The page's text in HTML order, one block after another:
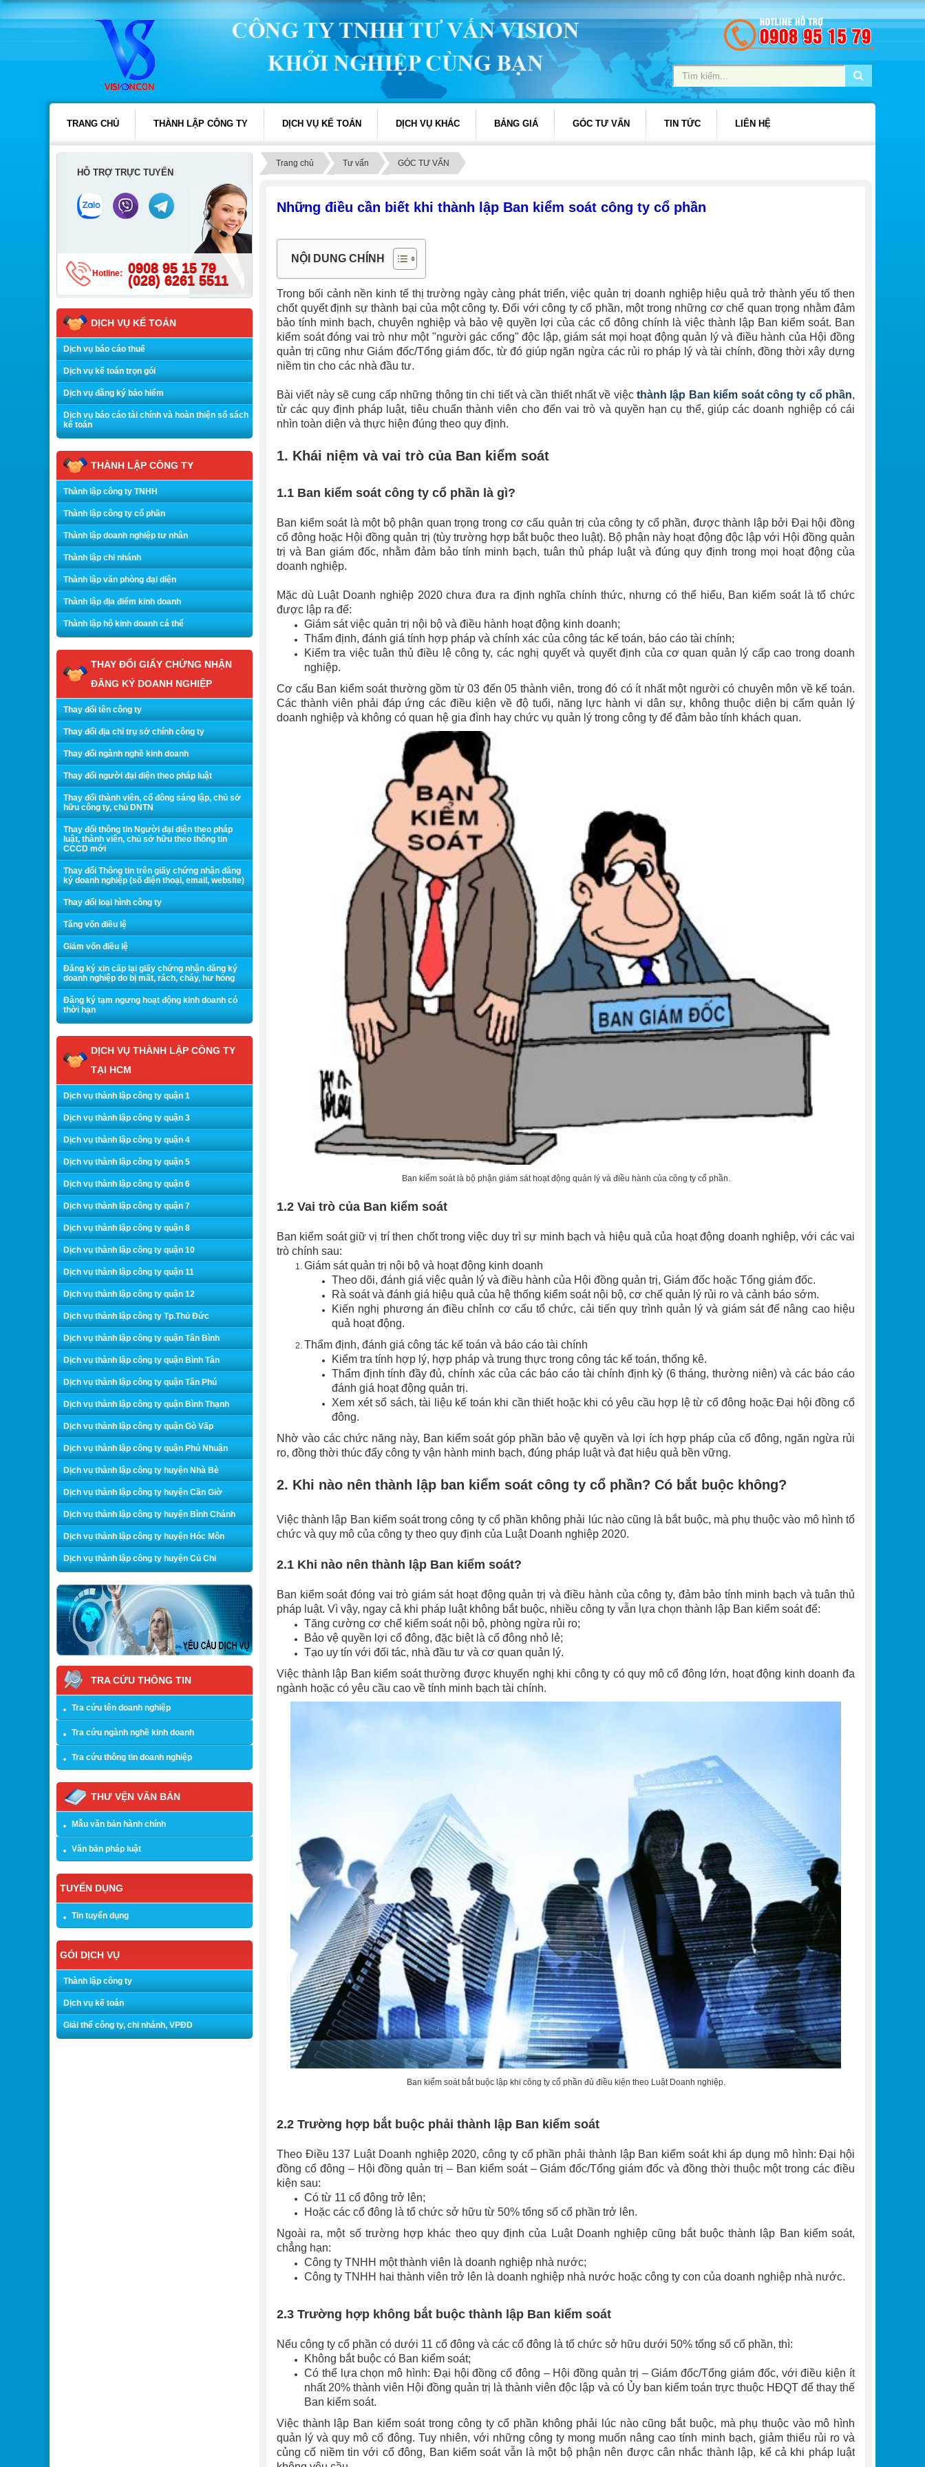
TRANG CHỦ THÀNH LẬP CÔNG TY DỊCH VỤ KẾ TOÁN DỊCH VỤ KHÁC BẢNG GIÁ GÓC TƯ VẤN TIN TỨC LIÊN HỆ
Trang chủ Tư vấn GÓC TƯ VẤN
Những điều cần biết khi thành lập Ban kiểm soát công ty cổ phần
NỘI DUNG CHÍNH
Trong bối cảnh nền kinh tế thị trường ngày càng phát triển, việc quản trị doanh nghiệp hiệu quả trở thành yếu tố then
chốt quyết định sự thành bại của một công ty. Đối với công ty cổ phần, một trong những cơ chế quan trọng nhằm đảm
bảo tính minh bạch, chuyên nghiệp và bảo vệ quyền lợi của các cổ đông chính là việc thành lập Ban kiểm soát. Ban
kiểm soát đóng vai trò như một "người gác cổng" độc lập, giám sát mọi hoạt động quản lý và điều hành của Hội đồng
quản trị cũng như Giám đốc/Tổng giám đốc, từ đó giúp ngăn ngừa các rủi ro pháp lý và tài chính, đồng thời xây dựng
niềm tin cho các nhà đầu tư.
Bài viết này sẽ cung cấp những thông tin chi tiết và cần thiết nhất về việcthành lập Ban kiểm soát công ty cổ phần,
từ các quy định pháp luật, tiêu chuẩn thành viên cho đến vai trò và quyền hạn cụ thể, giúp các doanh nghiệp có cái
nhìn toàn diện và thực hiện đúng theo quy định.
1. Khái niệm và vai trò của Ban kiểm soát
1.1 Ban kiểm soát công ty cổ phần là gì?
Ban kiểm soát là một bộ phận quan trọng trong cơ cấu quản trị của công ty cổ phần, được thành lập bởi Đại hội đồng
cổ đông hoặc Hội đồng quản trị (tùy trường hợp bắt buộc theo luật). Bộ phận này hoạt động độc lập với Hội đồng quản
trị và Ban giám đốc, nhằm đảm bảo tính minh bạch, tuân thủ pháp luật và đúng quy định trong mọi hoạt động của
doanh nghiệp.
Mặc dù Luật Doanh nghiệp 2020 chưa đưa ra định nghĩa chính thức, nhưng có thể hiểu, Ban kiểm soát là tổ chức
được lập ra để:
Giám sát việc quản trị nội bộ và điều hành hoạt động kinh doanh;
Thẩm định, đánh giá tính hợp pháp và chính xác của công tác kế toán, báo cáo tài chính;
Kiểm tra việc tuân thủ điều lệ công ty, các nghị quyết và quyết định của cơ quan quản lý cấp cao trong doanh
nghiệp.
Cơ cấu Ban kiểm soát thường gồm từ 03 đến 05 thành viên, trong đó có ít nhất một người có chuyên môn về kế toán.
Các thành viên phải đáp ứng các điều kiện về độ tuổi, năng lực hành vi dân sự, không thuộc diện bị cấm quản lý
doanh nghiệp và không có quan hệ gia đình hay chức vụ quản lý trong công ty để đảm bảo tính khách quan.
Ban kiểm soát là bộ phận giám sát hoạt động quản lý và điều hành của công ty cổ phần.
1.2 Vai trò của Ban kiểm soát
Ban kiểm soát giữ vị trí then chốt trong việc duy trì sự minh bạch và hiệu quả của hoạt động doanh nghiệp, với các vai
trò chính sau:
Giám sát quản trị nội bộ và hoạt động kinh doanh
Theo dõi, đánh giá việc quản lý và điều hành của Hội đồng quản trị, Giám đốc hoặc Tổng giám đốc.
Rà soát và đánh giá hiệu quả của hệ thống kiểm soát nội bộ, cơ chế quản lý rủi ro và cảnh báo sớm.
Kiến nghị phương án điều chỉnh cơ cấu tổ chức, cải tiến quy trình quản lý và giám sát để nâng cao hiệu
quả hoạt động.
Thẩm định, đánh giá công tác kế toán và báo cáo tài chính
Kiểm tra tính hợp lý, hợp pháp và trung thực trong công tác kế toán, thống kê.
Thẩm định tính đầy đủ, chính xác của các báo cáo tài chính định kỳ (6 tháng, thường niên) và các báo cáo
đánh giá hoạt động quản trị.
Xem xét sổ sách, tài liệu kế toán khi cần thiết hoặc khi có yêu cầu hợp lệ từ cổ đông hoặc Đại hội đồng cổ
đông.
Nhờ vào các chức năng này, Ban kiểm soát góp phần bảo vệ quyền và lợi ích hợp pháp của cổ đông, ngăn ngừa rủi
ro, đồng thời thúc đẩy công ty vận hành minh bạch, đúng pháp luật và đạt hiệu quả bền vững.
2. Khi nào nên thành lập ban kiểm soát công ty cổ phần? Có bắt buộc không?
Việc thành lập Ban kiểm soát trong công ty cổ phần không phải lúc nào cũng là bắt buộc, mà phụ thuộc vào mô hình tổ
chức và quy mô của công ty theo quy định của Luật Doanh nghiệp 2020.
2.1 Khi nào nên thành lập Ban kiểm soát?
Ban kiểm soát đóng vai trò giám sát hoạt động quản trị và điều hành của công ty, đảm bảo tính minh bạch và tuân thủ
pháp luật. Vì vậy, ngay cả khi pháp luật không bắt buộc, nhiều công ty vẫn lựa chọn thành lập Ban kiểm soát để:
Tăng cường cơ chế kiểm soát nội bộ, phòng ngừa rủi ro;
Bảo vệ quyền lợi cổ đông, đặc biệt là cổ đông nhỏ lẻ;
Tạo uy tín với đối tác, nhà đầu tư và cơ quan quản lý.
Việc thành lập Ban kiểm soát thường được khuyến nghị khi công ty có quy mô cổ đông lớn, hoạt động kinh doanh đa
ngành hoặc có yêu cầu cao về tính minh bạch tài chính.
Ban kiểm soát bắt buộc lập khi công ty cổ phần đủ điều kiện theo Luật Doanh nghiệp.
2.2 Trường hợp bắt buộc phải thành lập Ban kiểm soát
Theo Điều 137 Luật Doanh nghiệp 2020, công ty cổ phần phải thành lập Ban kiểm soát khi áp dụng mô hình: Đại hội
đồng cổ đông – Hội đồng quản trị – Ban kiểm soát – Giám đốc/Tổng giám đốc và đồng thời thuộc một trong các điều
kiện sau:
Có từ 11 cổ đông trở lên;
Hoặc các cổ đông là tổ chức sở hữu từ 50% tổng số cổ phần trở lên.
Ngoài ra, một số trường hợp khác theo quy định của Luật Doanh nghiệp cũng bắt buộc thành lập Ban kiểm soát,
chẳng hạn:
Công ty TNHH một thành viên là doanh nghiệp nhà nước;
Công ty TNHH hai thành viên trở lên là doanh nghiệp nhà nước hoặc công ty con của doanh nghiệp nhà nước.
2.3 Trường hợp không bắt buộc thành lập Ban kiểm soát
Nếu công ty cổ phần có dưới 11 cổ đông và các cổ đông là tổ chức sở hữu dưới 50% tổng số cổ phần, thì:
Không bắt buộc có Ban kiểm soát;
Có thể lựa chọn mô hình: Đại hội đồng cổ đông – Hội đồng quản trị – Giám đốc/Tổng giám đốc, với điều kiện ít
nhất 20% thành viên Hội đồng quản trị là thành viên độc lập và có Ủy ban kiểm toán trực thuộc HĐQT để thay thế
Ban kiểm soát.
Việc thành lập Ban kiểm soát trong công ty cổ phần không phải lúc nào cũng bắt buộc, mà phụ thuộc vào mô hình
quản lý và quy mô cổ đông. Tuy nhiên, với những công ty mong muốn nâng cao tính minh bạch, giảm thiểu rủi ro và
củng cố niềm tin với cổ đông, Ban kiểm soát vẫn là một bộ phận nên được cân nhắc thành lập, kể cả khi pháp luật
HỖ TRỢ TRỰC TUYẾN
Hotline:
0908 95 15 79
(028) 6261 5511
DỊCH VỤ KẾ TOÁN
Dịch vụ báo cáo thuế
Dịch vụ kế toán trọn gói
Dịch vụ đăng ký bảo hiểm
Dịch vụ báo cáo tài chính và hoàn thiện sổ sách
kế toán
THÀNH LẬP CÔNG TY
Thành lập công ty TNHH
Thành lập công ty cổ phần
Thành lập doanh nghiệp tư nhân
Thành lập chi nhánh
Thành lập văn phòng đại diện
Thành lập địa điểm kinh doanh
Thành lập hộ kinh doanh cá thể
THAY ĐỔI GIẤY CHỨNG NHẬN
ĐĂNG KÝ DOANH NGHIỆP
Thay đổi tên công ty
Thay đổi địa chỉ trụ sở chính công ty
Thay đổi ngành nghề kinh doanh
Thay đổi người đại diện theo pháp luật
Thay đổi thành viên, cổ đông sáng lập, chủ sở
hữu công ty, chủ DNTN
Thay đổi thông tin Người đại diện theo pháp
luật, thành viên, chủ sở hữu theo thông tin
CCCD mới
Thay đổi Thông tin trên giấy chứng nhận đăng
ký doanh nghiệp (số điện thoại, email, website)
Thay đổi loại hình công ty
Tăng vốn điều lệ
Giảm vốn điều lệ
Đăng ký xin cấp lại giấy chứng nhận đăng ký
doanh nghiệp do bị mất, rách, cháy, hư hỏng
Đăng ký tạm ngưng hoạt động kinh doanh có
thời hạn
DỊCH VỤ THÀNH LẬP CÔNG TY
TẠI HCM
Dịch vụ thành lập công ty quận 1
Dịch vụ thành lập công ty quận 3
Dịch vụ thành lập công ty quận 4
Dịch vụ thành lập công ty quận 5
Dịch vụ thành lập công ty quận 6
Dịch vụ thành lập công ty quận 7
Dịch vụ thành lập công ty quận 8
Dịch vụ thành lập công ty quận 10
Dịch vụ thành lập công ty quận 11
Dịch vụ thành lập công ty quận 12
Dịch vụ thành lập công ty Tp.Thủ Đức
Dịch vụ thành lập công ty quận Tân Bình
Dịch vụ thành lập công ty quận Bình Tân
Dịch vụ thành lập công ty quận Tân Phú
Dịch vụ thành lập công ty quận Bình Thạnh
Dịch vụ thành lập công ty quận Gò Vấp
Dịch vụ thành lập công ty quận Phú Nhuận
Dịch vụ thành lập công ty huyện Nhà Bè
Dịch vụ thành lập công ty huyện Cần Giờ
Dịch vụ thành lập công ty huyện Bình Chánh
Dịch vụ thành lập công ty huyện Hóc Môn
Dịch vụ thành lập công ty huyện Củ Chi
TRA CỨU THÔNG TIN
Tra cứu tên doanh nghiệp
Tra cứu ngành nghề kinh doanh
Tra cứu thông tin doanh nghiệp
THƯ VỆN VĂN BẢN
Mẫu văn bản hành chính
Văn bản pháp luật
TUYỂN DỤNG
Tin tuyển dụng
GÓI DỊCH VỤ
Thành lập công ty
Dịch vụ kế toán
Giải thể công ty, chi nhánh, VPĐD